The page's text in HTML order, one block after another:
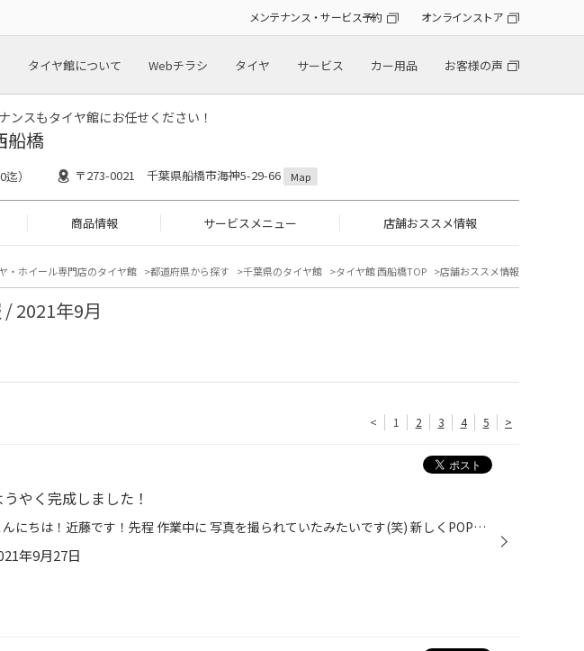
メンテナンス・サービス予約 オンラインストア
タイヤ館について Webチラシ タイヤ サービス カー用品 お客様の声
ンスもタイヤ館にお任せください！
船橋
） 〒273-0021 千葉県船橋市海神5-29-66 Map
商品情報 サービスメニュー 店舗おススメ情報
・ホイール専門店のタイヤ館 都道府県から探す 千葉県のタイヤ館 タイヤ館 西船橋TOP 店舗おススメ情報
2021年9月
< 1 2 3 4 5 >
うやく完成しました！
こんにちは！近藤です！先程 作業中に 写真を撮られていたみたいです(笑) 新しくPOPを変更したので完成品のお披露目です！ ようやく完成しました.°(ಗдಗ。)°.前回のPOPがこちら！ 前回は先輩が手伝ってくれたので 早く終わったのですが今回は1人だったので 時間がかかってしまいました…。ですが終わ...
年9月27日